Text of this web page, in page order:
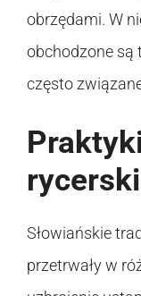
obrzędami. W
obchodzone są
często
Słowiańskie
przetrwały w